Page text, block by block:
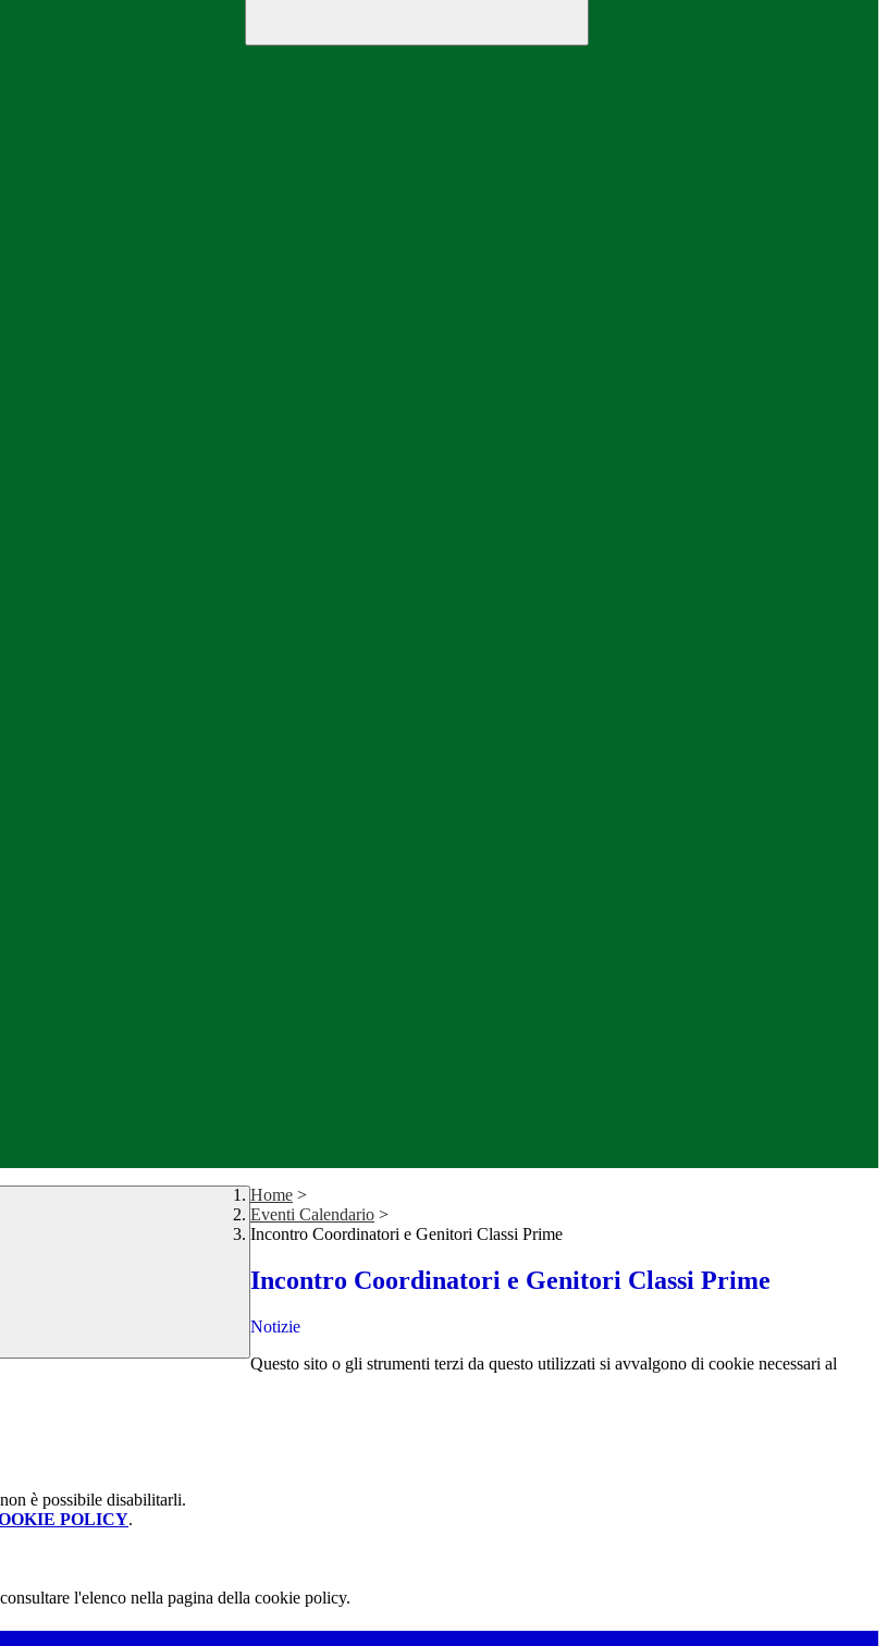
Home >
Eventi Calendario >
Incontro Coordinatori e Genitori Classi Prime
Incontro Coordinatori e Genitori Classi Prime
Notizie
Questo sito o gli strumenti terzi da questo utilizzati si avvalgono di cookie necessari al
è possibile disabilitarli.
POLICY.
l'elenco nella pagina della cookie policy.